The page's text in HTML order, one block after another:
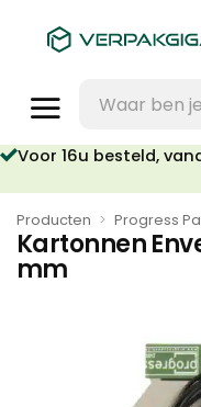
naar:
Voor 16u besteld,
Producten > Progress
Kartonnen
mm